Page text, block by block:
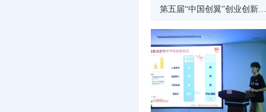
第五届“中国创翼”创业创新大赛四川赛区内江选拔赛现场评审